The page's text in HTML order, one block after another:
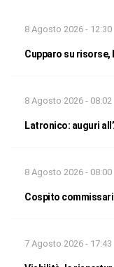
8 Agosto 2026 - 12:30
Cupparo su risorse,
8 Agosto 2026 - 08:02
Latronico: auguri
8 Agosto 2026 - 08:00
Cospito
7 Agosto 2026 - 17:43